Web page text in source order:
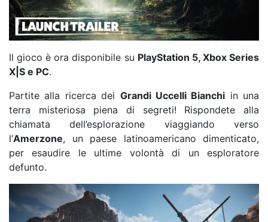
Il gioco è ora disponibile su PlayStation 5, Xbox Series
X|S e PC.
Partite alla ricerca dei Grandi Uccelli Bianchi in una
terra misteriosa piena di segreti! Rispondete alla
chiamata dell’esplorazione viaggiando verso
l’Amerzone, un paese latinoamericano dimenticato,
per esaudire le ultime volontà di un esploratore
defunto.